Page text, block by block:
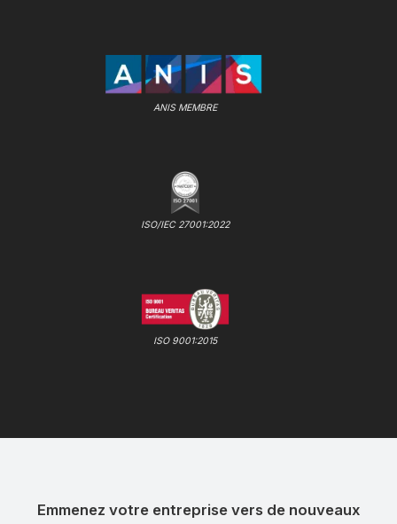
ANIS MEMBRE
ISO/IEC 27001:2022
ISO 9001:2015
Emmenez votre entreprise vers de nouveaux